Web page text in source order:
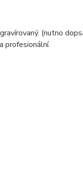
(nutno
profesionální.